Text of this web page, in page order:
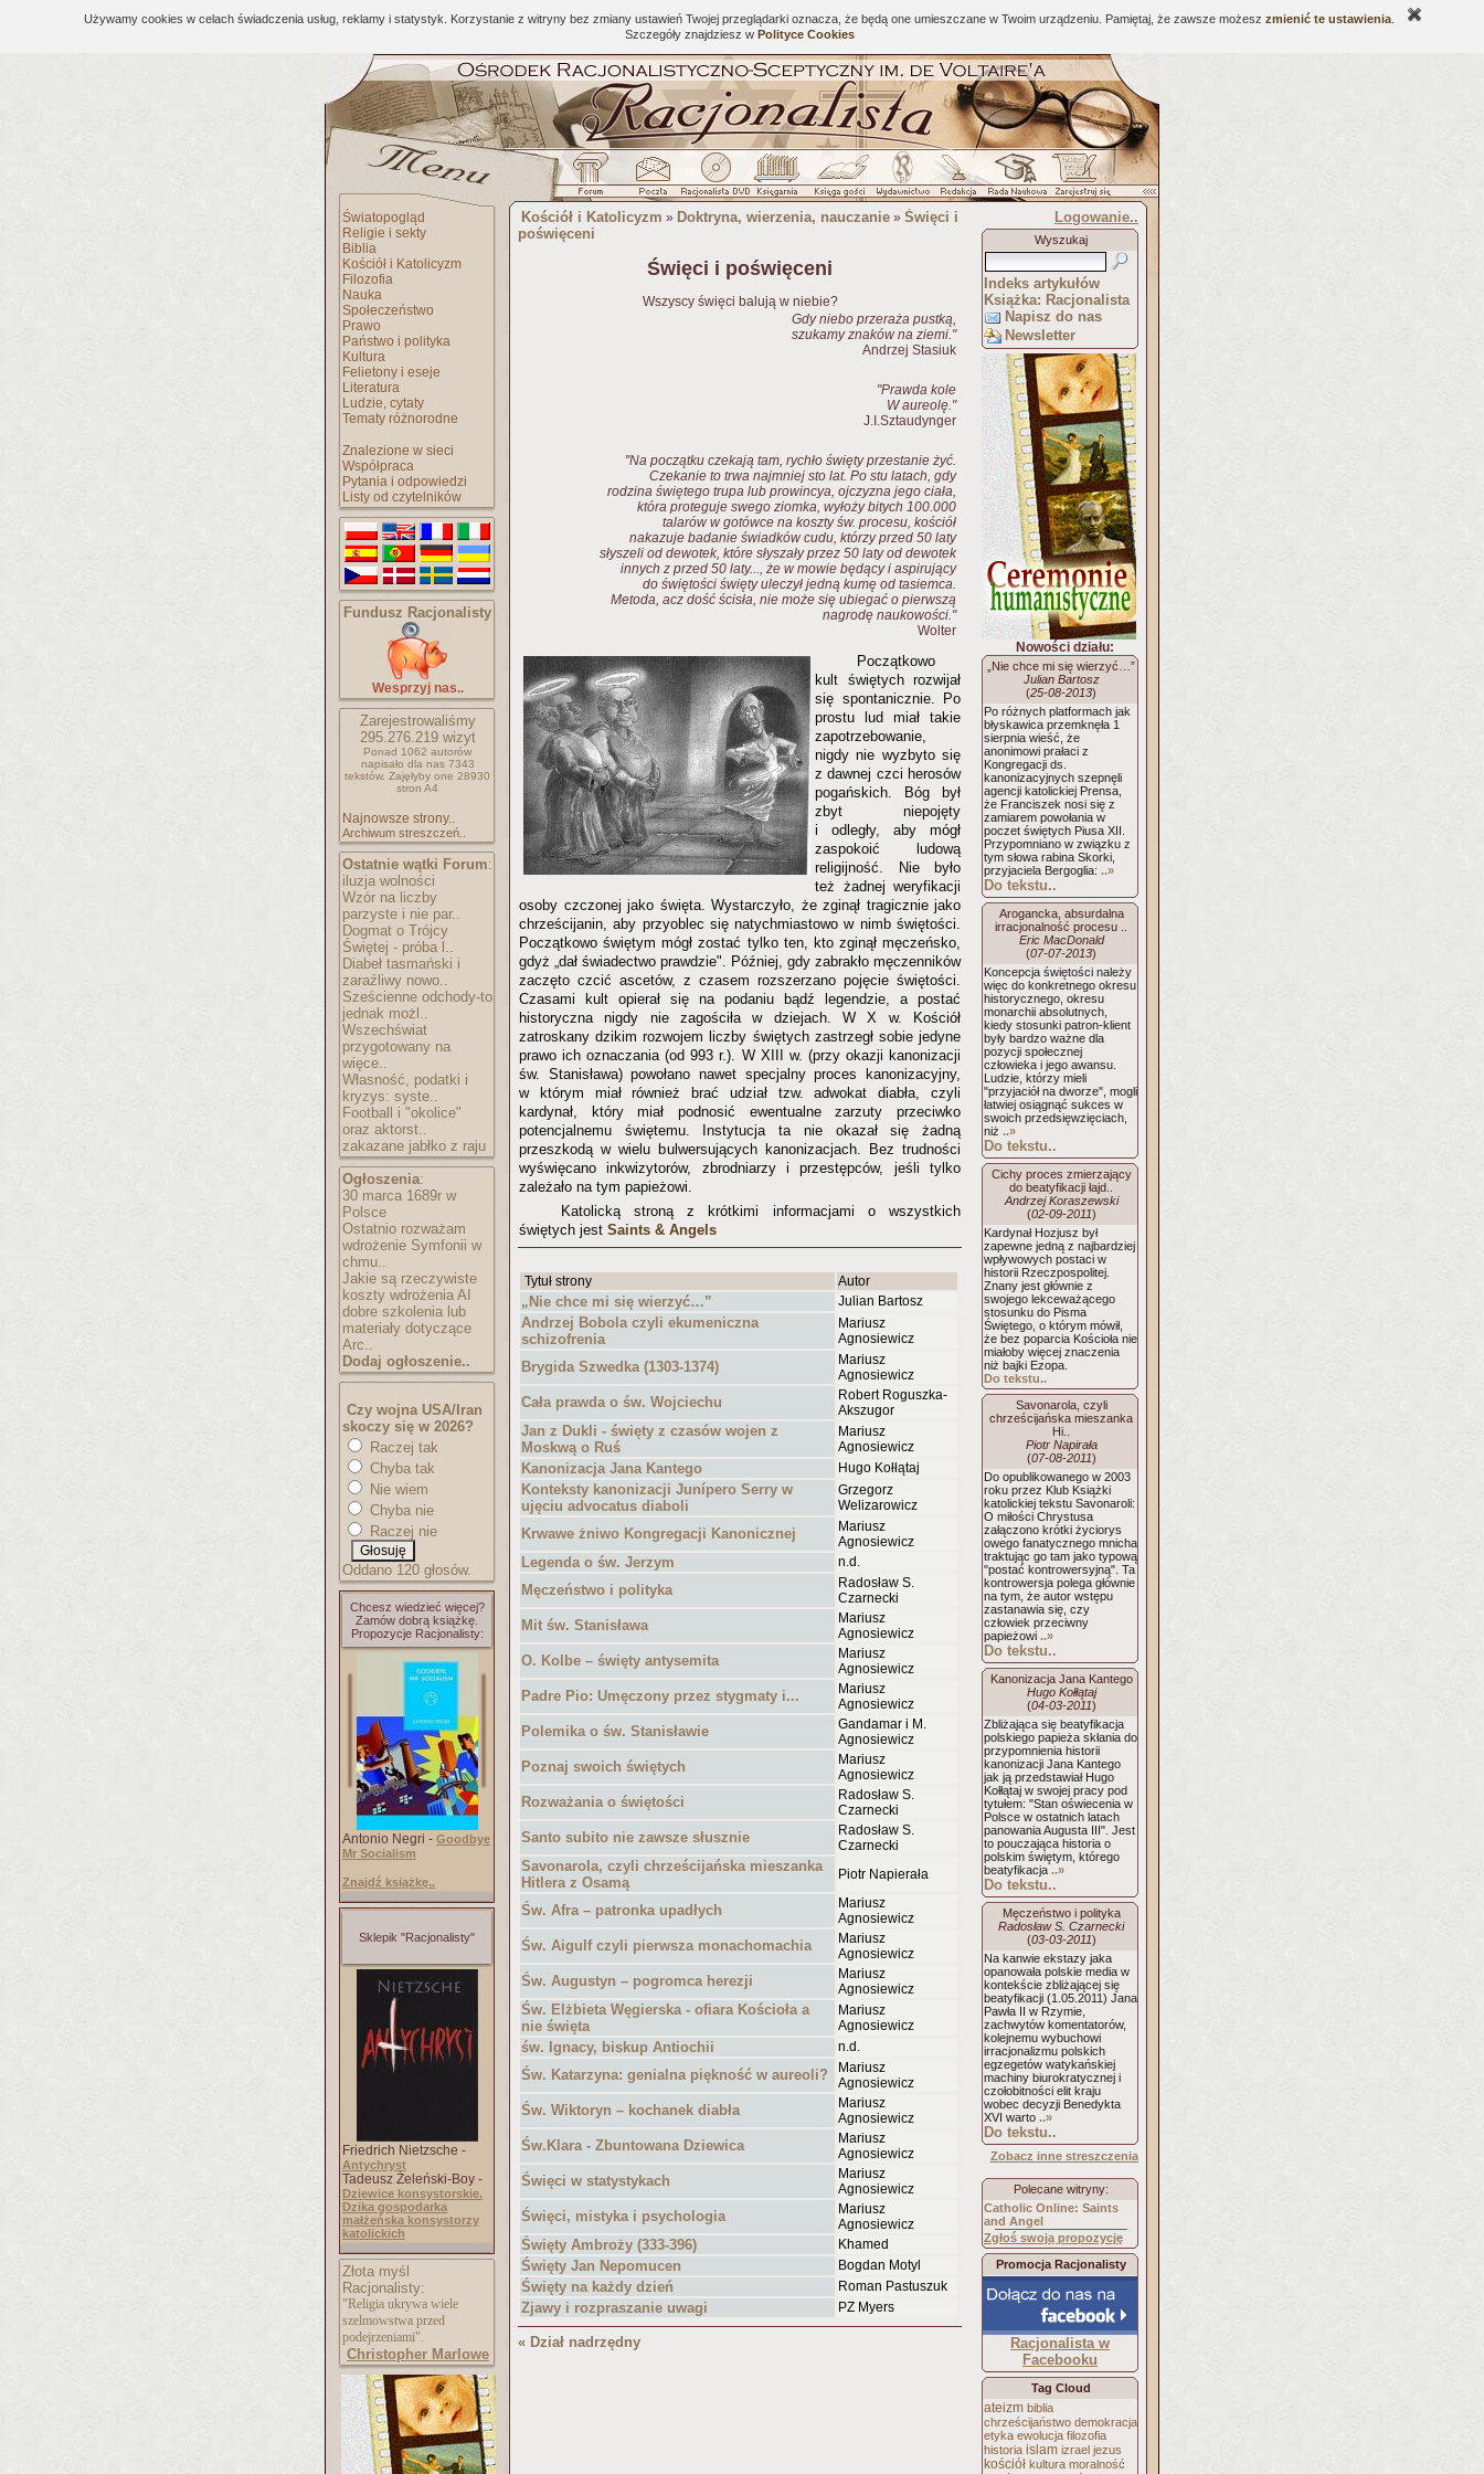
Używamy cookies w celach świadczenia usług, reklamy i statystyk. Korzystanie z witryny bez zmiany ustawień Twojej przeglądarki oznacza, że będą one umieszczane w Twoim urządzeniu. Pamiętaj, że zawsze możesz zmienić te ustawienia
Szczegóły znajdziesz w Polityce Cookies
Światopogląd
Religie i sekty
Biblia
Kościół i Katolicyzm
Filozofia
Nauka
Społeczeństwo
Prawo
Państwo i polityka
Kultura
Felietony i eseje
Literatura
Ludzie, cytaty
Tematy różnorodne
Znalezione w sieci
Współpraca
Pytania i odpowiedzi
Listy od czytelników
Fundusz Racjonalisty
Wesprzyj nas..
Zarejestrowaliśmy
295.276.219wizyt
Ponad 1062 autorów
napisało dla nas 7343
tekstów. Zajęłyby one 28930
stron A4
Najnowsze strony..
Archiwum streszczeń..
Ostatnie wątki Forum:
iluzja wolności
Wzór na liczby
parzyste i nie par..
Dogmat o Trójcy
Świętej - próba l..
Diabeł tasmański i
zaraźliwy nowo..
Sześcienne odchody-to
jednak możl..
Wszechświat
przygotowany na
więce..
Własność, podatki i
kryzys: syste..
Football i "okolice"
oraz aktorst..
zakazane jabłko z raju
Ogłoszenia:
30 marca 1689r w
Polsce
Ostatnio rozważam
wdrożenie Symfonii w
chmu..
Jakie są rzeczywiste
koszty wdrożenia AI
dobre szkolenia lub
materiały dotyczące
Arc..
Dodaj ogłoszenie..
Czy wojna USA/Iran
skoczy się w 2026?
Raczej tak
Chyba tak
Nie wiem
Chyba nie
Raczej nie
Oddano 120 głosów.
Chcesz wiedzieć więcej?
Zamów dobrą książkę.
Propozycje Racjonalisty:
Antonio Negri - Goodbye
Mr Socialism
Znajdź książkę..
Sklepik "Racjonalisty"
Friedrich Nietzsche -
Antychryst
Tadeusz Żeleński-Boy -
Dziewice konsystorskie.
Dzika gospodarka
małżeńska konsystorzy
katolickich
Złota myśl
Racjonalisty:
"Religia ukrywa wiele
szelmowstwa przed
podejrzeniami".
Christopher Marlowe
Kościół i Katolicyzm » Doktryna, wierzenia, nauczanie » Święci i
poświęceni
Święci i poświęceni
Wszyscy święci balują w niebie?
Gdy niebo przeraża pustką,
szukamy znaków na ziemi."
Andrzej Stasiuk
"Prawda kole
W aureolę."
J.I.Sztaudynger
"Na początku czekają tam, rychło święty przestanie żyć.
Czekanie to trwa najmniej sto lat. Po stu latach, gdy
rodzina świętego trupa lub prowincya, ojczyzna jego ciała,
która proteguje swego ziomka, wyłoży bitych 100.000
talarów w gotówce na koszty św. procesu, kościół
nakazuje badanie świadków cudu, którzy przed 50 laty
słyszeli od dewotek, które słyszały przez 50 laty od dewotek
innych z przed 50 laty..., że w mowie będący i aspirujący
do świętości święty uleczył jedną kumę od tasiemca.
Metoda, acz dość ścisła, nie może się ubiegać o pierwszą
nagrodę naukowości."
Wolter
Początkowo
kult świętych rozwijał
się spontanicznie. Po
prostu lud miał takie
zapotrzebowanie,
nigdy nie wyzbyto się
z dawnej czci herosów
pogańskich. Bóg był
zbyt niepojęty
i odległy, aby mógł
zaspokoić ludową
religijność. Nie było
też żadnej weryfikacji
osoby czczonej jako święta. Wystarczyło, że zginął tragicznie jako
chrześcijanin, aby przyoblec się natychmiastowo w nimb świętości.
Początkowo świętym mógł zostać tylko ten, kto zginął męczeńsko,
gdyż „dał świadectwo prawdzie". Później, gdy zabrakło męczenników
zaczęto czcić ascetów, z czasem rozszerzano pojęcie świętości.
Czasami kult opierał się na podaniu bądź legendzie, a postać
historyczna nigdy nie zagościła w dziejach. W X w. Kościół
zatroskany dzikim rozwojem liczby świętych zastrzegł sobie jedyne
prawo ich oznaczania (od 993 r.). W XIII w. (przy okazji kanonizacji
św. Stanisława) powołano nawet specjalny proces kanonizacyjny,
w którym miał również brać udział tzw. adwokat diabła, czyli
kardynał, który miał podnosić ewentualne zarzuty przeciwko
potencjalnemu świętemu. Instytucja ta nie okazał się żadną
przeszkodą w wielu bulwersujących kanonizacjach. Bez trudności
wyświęcano inkwizytorów, zbrodniarzy i przestępców, jeśli tylko
zależało na tym papieżowi.
Katolicką stroną z krótkimi informacjami o wszystkich
świętych jest Saints & Angels
Tytuł strony Autor
„Nie chce mi się wierzyć…” Julian Bartosz
Andrzej Bobola czyli ekumeniczna
schizofrenia
Mariusz
Agnosiewicz
Brygida Szwedka (1303-1374)
Mariusz
Agnosiewicz
Cała prawda o św. Wojciechu
Robert Roguszka-
Akszugor
Jan z Dukli - święty z czasów wojen z
Moskwą o Ruś
Mariusz
Agnosiewicz
Kanonizacja Jana Kantego Hugo Kołłątaj
Konteksty kanonizacji Junípero Serry w
ujęciu advocatus diaboli
Grzegorz
Welizarowicz
Krwawe żniwo Kongregacji Kanonicznej
Mariusz
Agnosiewicz
Legenda o św. Jerzym n.d.
Męczeństwo i polityka
Radosław S.
Czarnecki
Mit św. Stanisława
Mariusz
Agnosiewicz
O. Kolbe – święty antysemita
Mariusz
Agnosiewicz
Padre Pio: Umęczony przez stygmaty i...
Mariusz
Agnosiewicz
Polemika o św. Stanisławie
Gandamar i M.
Agnosiewicz
Poznaj swoich świętych
Mariusz
Agnosiewicz
Rozważania o świętości
Radosław S.
Czarnecki
Santo subito nie zawsze słusznie
Radosław S.
Czarnecki
Savonarola, czyli chrześcijańska mieszanka
Hitlera z Osamą
Piotr Napierała
Św. Afra – patronka upadłych
Mariusz
Agnosiewicz
Św. Aigulf czyli pierwsza monachomachia
Mariusz
Agnosiewicz
Św. Augustyn – pogromca herezji
Mariusz
Agnosiewicz
Św. Elżbieta Węgierska - ofiara Kościoła a
nie święta
Mariusz
Agnosiewicz
św. Ignacy, biskup Antiochii n.d.
Św. Katarzyna: genialna piękność w aureoli?
Mariusz
Agnosiewicz
Św. Wiktoryn – kochanek diabła
Mariusz
Agnosiewicz
Św.Klara - Zbuntowana Dziewica
Mariusz
Agnosiewicz
Święci w statystykach
Mariusz
Agnosiewicz
Święci, mistyka i psychologia
Mariusz
Agnosiewicz
Święty Ambroży (333-396) Khamed
Święty Jan Nepomucen Bogdan Motyl
Święty na każdy dzień Roman Pastuszuk
Zjawy i rozpraszanie uwagi PZ Myers
« Dział nadrzędny
Logowanie..
Wyszukaj
Indeks artykułów
Książka: Racjonalista
Napisz do nas
Newsletter
Nowości działu:
„Nie chce mi się wierzyć…”
Julian Bartosz
(25-08-2013)
Po różnych platformach jak
błyskawica przemknęła 1
sierpnia wieść, że
anonimowi prałaci z
Kongregacji ds.
kanonizacyjnych szepnęli
agencji katolickiej Prensa,
że Franciszek nosi się z
zamiarem powołania w
poczet świętych Piusa XII.
Przypomniano w związku z
tym słowa rabina Skorki,
przyjaciela Bergoglia: ..»
Do tekstu..
Arogancka, absurdalna
irracjonalność procesu ..
Eric MacDonald
(07-07-2013)
Koncepcja świętości należy
więc do konkretnego okresu
historycznego, okresu
monarchii absolutnych,
kiedy stosunki patron-klient
były bardzo ważne dla
pozycji społecznej
człowieka i jego awansu.
Ludzie, którzy mieli
"przyjaciół na dworze", mogli
łatwiej osiągnąć sukces w
swoich przedsięwzięciach,
niż ..»
Do tekstu..
Cichy proces zmierzający
do beatyfikacji łajd..
Andrzej Koraszewski
(02-09-2011)
Kardynał Hozjusz był
zapewne jedną z najbardziej
wpływowych postaci w
historii Rzeczpospolitej.
Znany jest głównie z
swojego lekceważącego
stosunku do Pisma
Świętego, o którym mówił,
że bez poparcia Kościoła nie
miałoby więcej znaczenia
niż bajki Ezopa.
Do tekstu..
Savonarola, czyli
chrześcijańska mieszanka
Hi..
Piotr Napirała
(07-08-2011)
Do opublikowanego w 2003
roku przez Klub Książki
katolickiej tekstu Savonaroli:
O miłości Chrystusa
załączono krótki życiorys
owego fanatycznego mnicha
traktując go tam jako typową
"postać kontrowersyjną". Ta
kontrowersja polega głównie
na tym, że autor wstępu
zastanawia się, czy
człowiek przeciwny
papieżowi ..»
Do tekstu..
Kanonizacja Jana Kantego
Hugo Kołłątaj
(04-03-2011)
Zbliżająca się beatyfikacja
polskiego papieża skłania do
przypomnienia historii
kanonizacji Jana Kantego
jak ją przedstawiał Hugo
Kołłątaj w swojej pracy pod
tytułem: "Stan oświecenia w
Polsce w ostatnich latach
panowania Augusta III". Jest
to pouczająca historia o
polskim świętym, którego
beatyfikacja ..»
Do tekstu..
Męczeństwo i polityka
Radosław S. Czarnecki
(03-03-2011)
Na kanwie ekstazy jaka
opanowała polskie media w
kontekście zbliżającej się
beatyfikacji (1.05.2011) Jana
Pawła II w Rzymie,
zachwytów komentatorów,
kolejnemu wybuchowi
irracjonalizmu polskich
egzegetów watykańskiej
machiny biurokratycznej i
czołobitności elit kraju
wobec decyzji Benedykta
XVI warto ..»
Do tekstu..
Zobacz inne streszczenia
Polecane witryny:
Catholic Online: Saints
and Angel
Zgłoś swoją propozycję
Promocja Racjonalisty
Racjonalista w
Facebooku
Tag Cloud
ateizm biblia
chrześcijaństwo demokracja
etyka ewolucja filozofia
historia islam izrael jezus
kościół kultura moralność